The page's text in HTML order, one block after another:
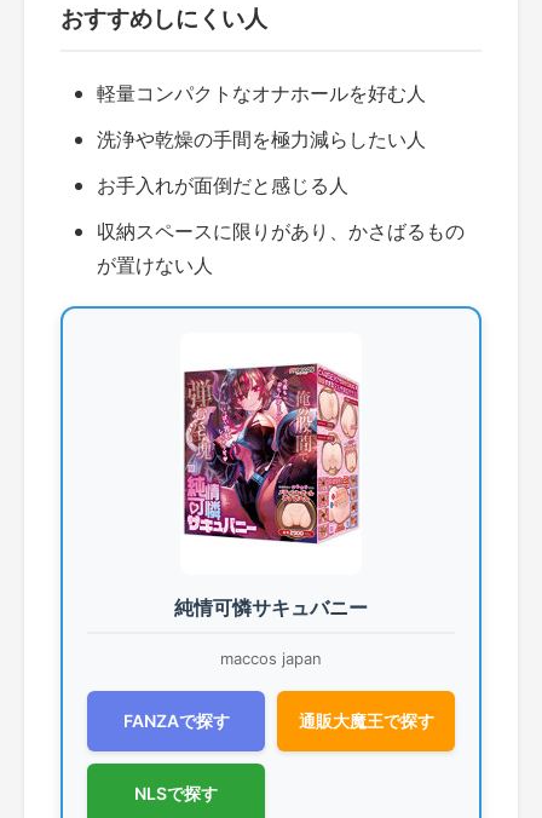
おすすめしにくい人
軽量コンパクトなオナホールを好む人
洗浄や乾燥の手間を極力減らしたい人
お手入れが面倒だと感じる人
収納スペースに限りがあり、かさばるもの
が置けない人
純情可憐サキュバニー
maccos japan
FANZAで探す 通販大魔王で探す
NLSで探す